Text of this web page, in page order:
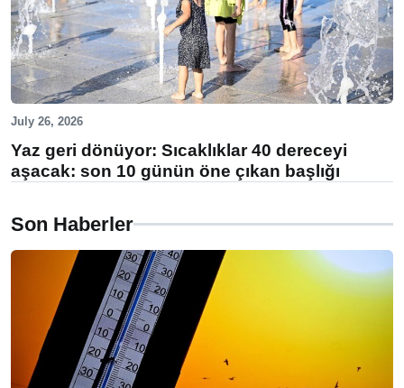
July 26, 2026
Yaz geri dönüyor: Sıcaklıklar 40 dereceyi
aşacak: son 10 günün öne çıkan başlığı
Son Haberler